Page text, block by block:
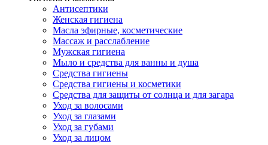
Антисептики
Женская гигиена
Масла эфирные, косметические
Массаж и расслабление
Мужская гигиена
Мыло и средства для ванны и душа
Средства гигиены
Средства гигиены и косметики
Средства для защиты от солнца и для загара
Уход за волосами
Уход за глазами
Уход за губами
Уход за лицом